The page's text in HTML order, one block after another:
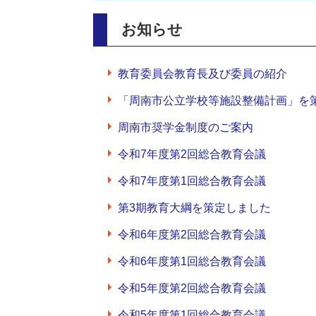
お知らせ
教育委員会教育長及び委員の紹介
「周南市公立学校等施設整備計画」を
周南市奨学金制度のご案内
令和7年度第2回総合教育会議
令和7年度第1回総合教育会議
第3期教育大綱を策定しました
令和6年度第2回総合教育会議
令和6年度第1回総合教育会議
令和5年度第2回総合教育会議